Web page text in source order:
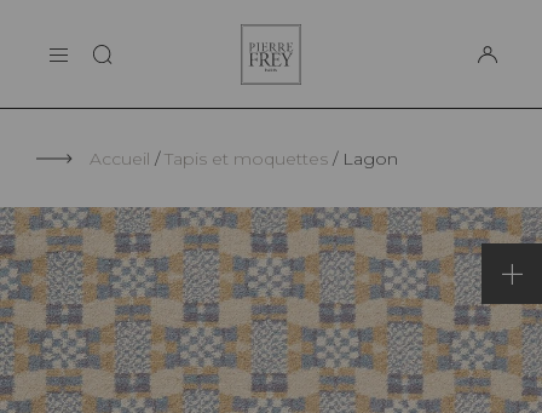
LA MAISON
Frey
Accueil Tapis et moquettes Lagon